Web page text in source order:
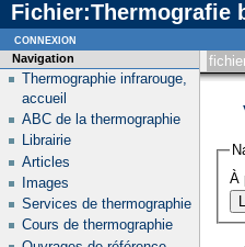
Fichier:Thermografie
À
Navigation
Thermographie infrarouge,
accueil
ABC de la thermographie
Librairie
Articles
Images
Services de thermographie
Cours de thermographie
connexion